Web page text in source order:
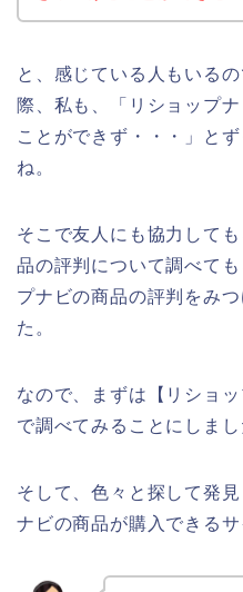
と、感じている人もいる
際、私も、「リショップ
ことができず・・・」と
ね。
そこで友人にも協力して
品の評判について調べて
プナビの商品の評判をみ
た。
なので、まずは【リショ
で調べてみることにしまし
そして、色々と探して発
ナビの商品が購入できるサ